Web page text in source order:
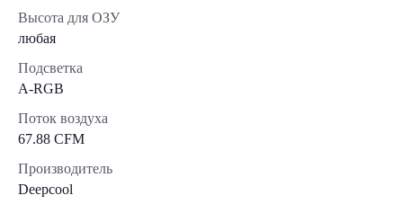
Высота для ОЗУ
любая
Подсветка
A-RGB
Поток воздуха
67.88 CFM
Производитель
Deepcool